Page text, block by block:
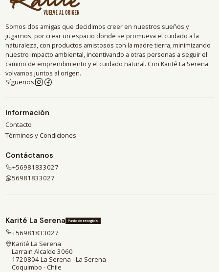
Somos dos amigas que decidimos creer en nuestros sueños y
jugarnos, por crear un espacio donde se promueva el cuidado a la
naturaleza, con productos amistosos con la madre tierra, minimizando
nuestro impacto ambiental, incentivando a otras personas a seguir el
camino de emprendimiento y el cuidado natural. Con Karité La Serena
volvamos juntos al origen.
Síguenos
Información
Contacto
Términos y Condiciones
Contáctanos
+56981833027
56981833027
Karité La Serena Punto de recogida
+56981833027
Karité La Serena
Larrain Alcalde 3060
1720804 La Serena - La Serena
Coquimbo - Chile